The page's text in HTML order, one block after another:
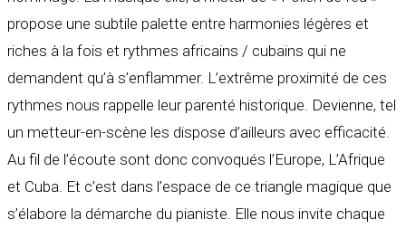
propose une subtile palette entre harmonies légères et
riches à la fois et rythmes africains / cubains qui ne
demandent qu’à s’enflammer. L’extrême proximité de ces
rythmes nous rappelle leur parenté historique. Devienne, tel
un metteur-en-scène les dispose d’ailleurs avec efficacité.
Au fil de l’écoute sont donc convoqués l’Europe, L’Afrique
et Cuba. Et c’est dans l’espace de ce triangle magique que
s’élabore la démarche du pianiste. Elle nous invite chaque